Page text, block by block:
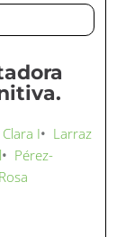
I• Larraz
• Pérez-